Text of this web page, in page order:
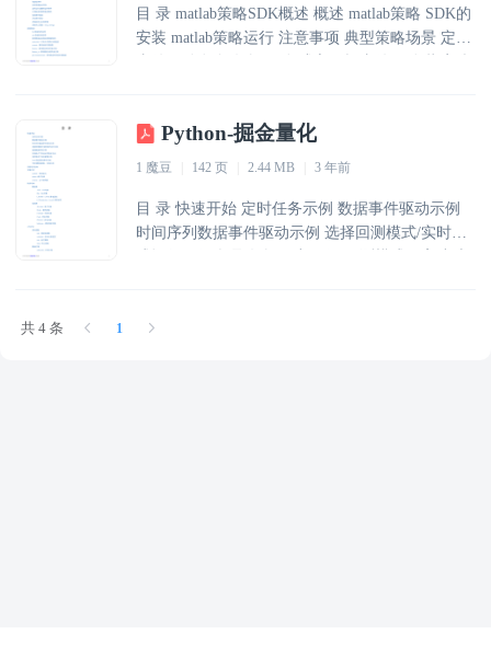
和写作手法，具备一定的文学鉴赏水平和综合 分
析能力。 4．掌握常用的文体写作知识，具备较高
的写作能力。 二、考试形式 考试采用闭卷、笔答
目 录 matlab策略SDK概述 概述 matlab策略 SDK的
安装 matlab策略运行 注意事项 典型策略场景 定时
编写m文件-main.m 策略运行文件—run.m 策略结
构要素 全局变量 初始化事件 设置滑窗标的序列 定
交易事件驱动 其他事件驱动 存
Python-掘金量化
1 魔豆 142 页 2.44 MB 3 年前
目 录 快速开始 定时任务示例 数据事件驱动示例
时间序列数据事件驱动示例 选择回测模式/实时模
架构 变量约定 symbol - 代码标识 mode - 模式选择
共 4 条 1